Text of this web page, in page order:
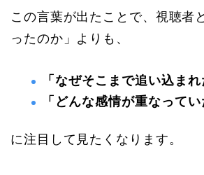
この言葉が出たことで、視聴者
ったのか」よりも、
「なぜそこまで追い込まれ
「どんな感情が重なってい
に注目して見たくなります。